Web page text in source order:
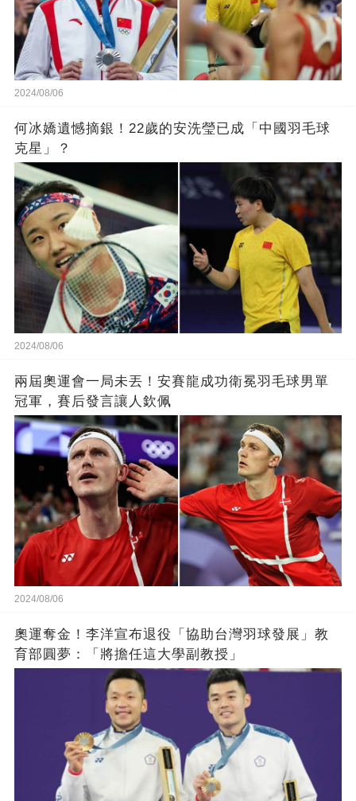
2024/08/06
何冰嬌遺憾摘銀！22歲的安洗瑩已成「中國羽毛球
克星」？
2024/08/06
兩屆奧運會一局未丟！安賽龍成功衛冕羽毛球男單
冠軍，賽后發言讓人欽佩
2024/08/06
奧運奪金！李洋宣布退役「協助台灣羽球發展」教
育部圓夢：「將擔任這大學副教授」